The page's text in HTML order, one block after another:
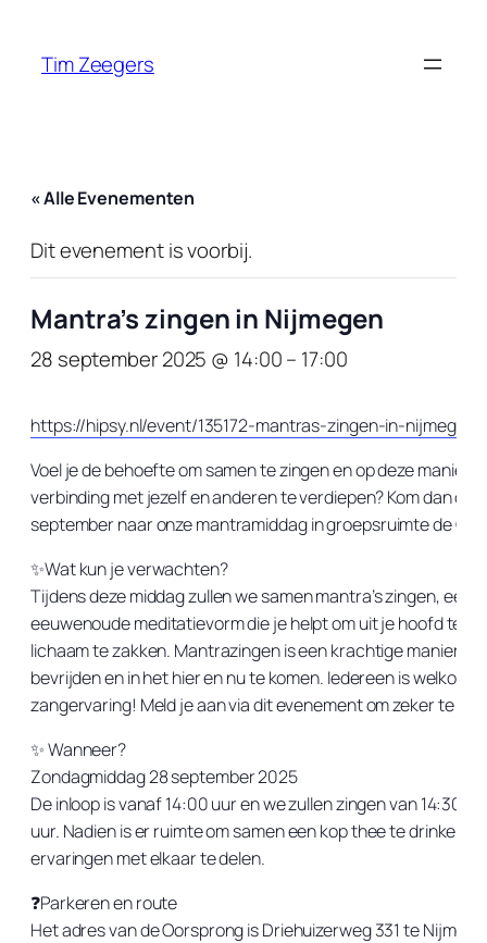
Tim Zeegers
« Alle Evenementen
Dit evenement is voorbij.
Mantra’s zingen in Nijmegen
28 september 2025 @ 14:00– 17:00
https://hipsy.nl/event/135172-mantras-zingen-in-nijmegen
Voel je de behoefte om samen te zingen en op deze manier
verbinding met jezelf en anderen te verdiepen? Kom dan op
september naar onze mantramiddag in groepsruimte de
✨Wat kun je verwachten?
Tijdens deze middag zullen we samen mantra’s zingen, een
eeuwenoude meditatievorm die je helpt om uit je hoofd te
lichaam te zakken. Mantrazingen is een krachtige manier
bevrijden en in het hier en nu te komen. Iedereen is welkom,
zangervaring! Meld je aan via dit evenement om zeker te zijn
✨ Wanneer?
Zondagmiddag 28 september 2025
De inloop is vanaf 14:00 uur en we zullen zingen van 14:30
uur. Nadien is er ruimte om samen een kop thee te drinken
ervaringen met elkaar te delen.
❓Parkeren en route
Het adres van de Oorsprong is Driehuizerweg 331 te